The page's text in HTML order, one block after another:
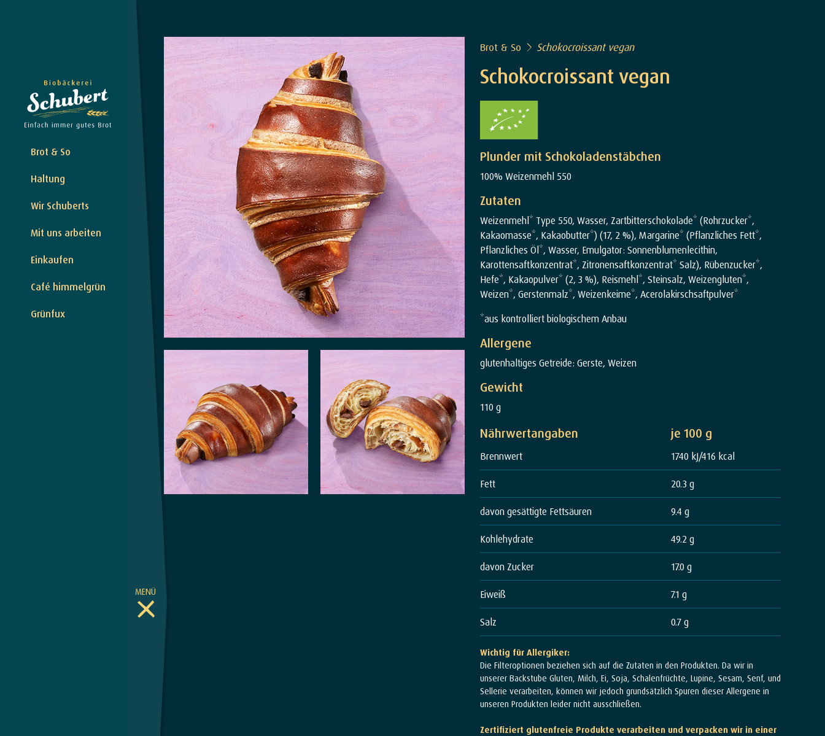
MENÜ
Brot & So
Haltung
Wir Schuberts
Mit uns arbeiten
Einkaufen
Café himmelgrün
Grünfux
Brot & So Schokocroissant vegan
Schokocroissant vegan
Plunder mit Schokoladenstäbchen
100% Weizenmehl 550
Zutaten
Weizenmehl* Type 550, Wasser, Zartbitterschokolade* (Rohrzucker*,
Kakaomasse*, Kakaobutter*) (17, 2 %), Margarine* (Pflanzliches Fett*,
Pflanzliches Öl*, Wasser, Emulgator: Sonnenblumenlecithin,
Karottensaftkonzentrat*, Zitronensaftkonzentrat* Salz), Rübenzucker*,
Hefe*, Kakaopulver* (2, 3 %), Reismehl*, Steinsalz, Weizengluten*,
Weizen*, Gerstenmalz*, Weizenkeime*, Acerolakirschsaftpulver*
*aus kontrolliert biologischem Anbau
Allergene
glutenhaltiges Getreide: Gerste, Weizen
Gewicht
110 g
Nährwertangaben je 100 g
Brennwert 1740 kJ/416 kcal
Fett 20.3 g
davon gesättigte Fettsäuren 9.4 g
Kohlehydrate 49.2 g
davon Zucker 17.0 g
Eiweiß 7.1 g
Salz 0.7 g
Wichtig für Allergiker:
Die Filteroptionen beziehen sich auf die Zutaten in den Produkten. Da wir in
unserer Backstube Gluten, Milch, Ei, Soja, Schalenfrüchte, Lupine, Sesam, Senf, und
Sellerie verarbeiten, können wir jedoch grundsätzlich Spuren dieser Allergene in
unseren Produkten leider nicht ausschließen.
Zertifiziert glutenfreie Produkte verarbeiten und verpacken wir in einer